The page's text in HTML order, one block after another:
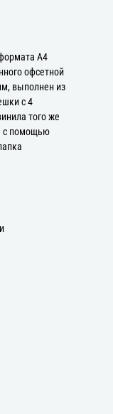
А4
офсетной
выполнен из
с 4
того же
с помощью